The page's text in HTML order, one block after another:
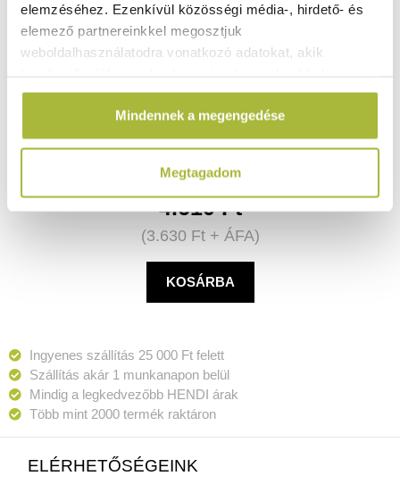
elemzéséhez. Ezenkívül közösségi média-, hirdető- és
elemező partnereinkkel megosztjuk
weboldalhasználatodra vonatkozó adatokat, akik
amelyeket Te adtál meg számukra vagy az általad
használt más szolgáltatásokból gyűjtöttek.
Mindennek a megengedése
Megtagadom
HENDI 451038
Raktáron
4.610Ft
(3.630 Ft+ ÁFA)
KOSÁRBA
Ingyenes szállítás 25 000 Ft felett
Szállítás akár 1 munkanapon belül
Mindig a legkedvezőbb HENDI árak
Több mint 2000 termék raktáron
ELÉRHETŐSÉGEINK